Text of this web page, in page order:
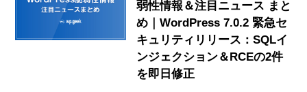
弱性情報＆注目ニュース まと
め｜WordPress 7.0.2 緊急セ
キュリティリリース：SQLイ
ンジェクション＆RCEの2件
を即日修正